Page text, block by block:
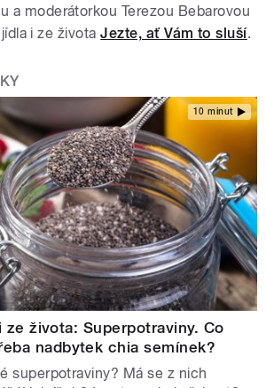
a moderátorkou Terezou Bebarovou
i ze životaJezte, ať Vám to sluší.
10 minut
života: Superpotraviny. Co
nadbytek chia semínek?
superpotraviny? Má se z nich